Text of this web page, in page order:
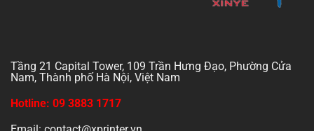
Tầng 21 Capital Tower, 109 Trần Hưng Đạo, Phường Cửa
Nam, Thành phố Hà Nội, Việt Nam
Hotline: 09 3883 1717